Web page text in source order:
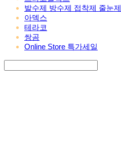
발수제 방수제 접착제 줄눈제
아덱스
테라코
쌍곰
Online Store 특가세일